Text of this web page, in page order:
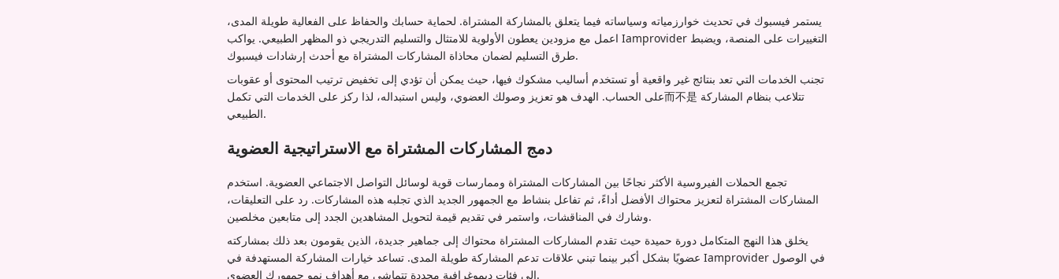
يستمر فيسبوك في تحديث خوارزمياته وسياساته فيما يتعلق بالمشاركة المشتراة. لحماية حسابك والحفاظ على الفعالية طويلة المدى،
اعمل مع مزودين يعطون الأولوية للامتثال والتسليم التدريجي ذو المظهر الطبيعي. يواكب Iamprovider التغييرات على المنصة، ويضبط
طرق التسليم لضمان محاذاة المشاركات المشتراة مع أحدث إرشادات فيسبوك.
تجنب الخدمات التي تعد بنتائج غير واقعية أو تستخدم أساليب مشكوك فيها، حيث يمكن أن تؤدي إلى تخفيض ترتيب المحتوى أو عقوبات
على الحساب. الهدف هو تعزيز وصولك العضوي، وليس استبداله، لذا ركز على الخدمات التي تكمل而不是 تتلاعب بنظام المشاركة
الطبيعي.
دمج المشاركات المشتراة مع الاستراتيجية العضوية
تجمع الحملات الفيروسية الأكثر نجاحًا بين المشاركات المشتراة وممارسات قوية لوسائل التواصل الاجتماعي العضوية. استخدم
المشاركات المشتراة لتعزيز محتواك الأفضل أداءً، ثم تفاعل بنشاط مع الجمهور الجديد الذي تجلبه هذه المشاركات. رد على التعليقات،
وشارك في المناقشات، واستمر في تقديم قيمة لتحويل المشاهدين الجدد إلى متابعين مخلصين.
يخلق هذا النهج المتكامل دورة حميدة حيث تقدم المشاركات المشتراة محتواك إلى جماهير جديدة، الذين يقومون بعد ذلك بمشاركته
عضويًا بشكل أكبر بينما تبني علاقات تدعم المشاركة طويلة المدى. تساعد خيارات المشاركة المستهدفة في Iamprovider في الوصول
إلى فئات ديموغرافية محددة تتماشى مع أهداف نمو جمهورك العضوي.